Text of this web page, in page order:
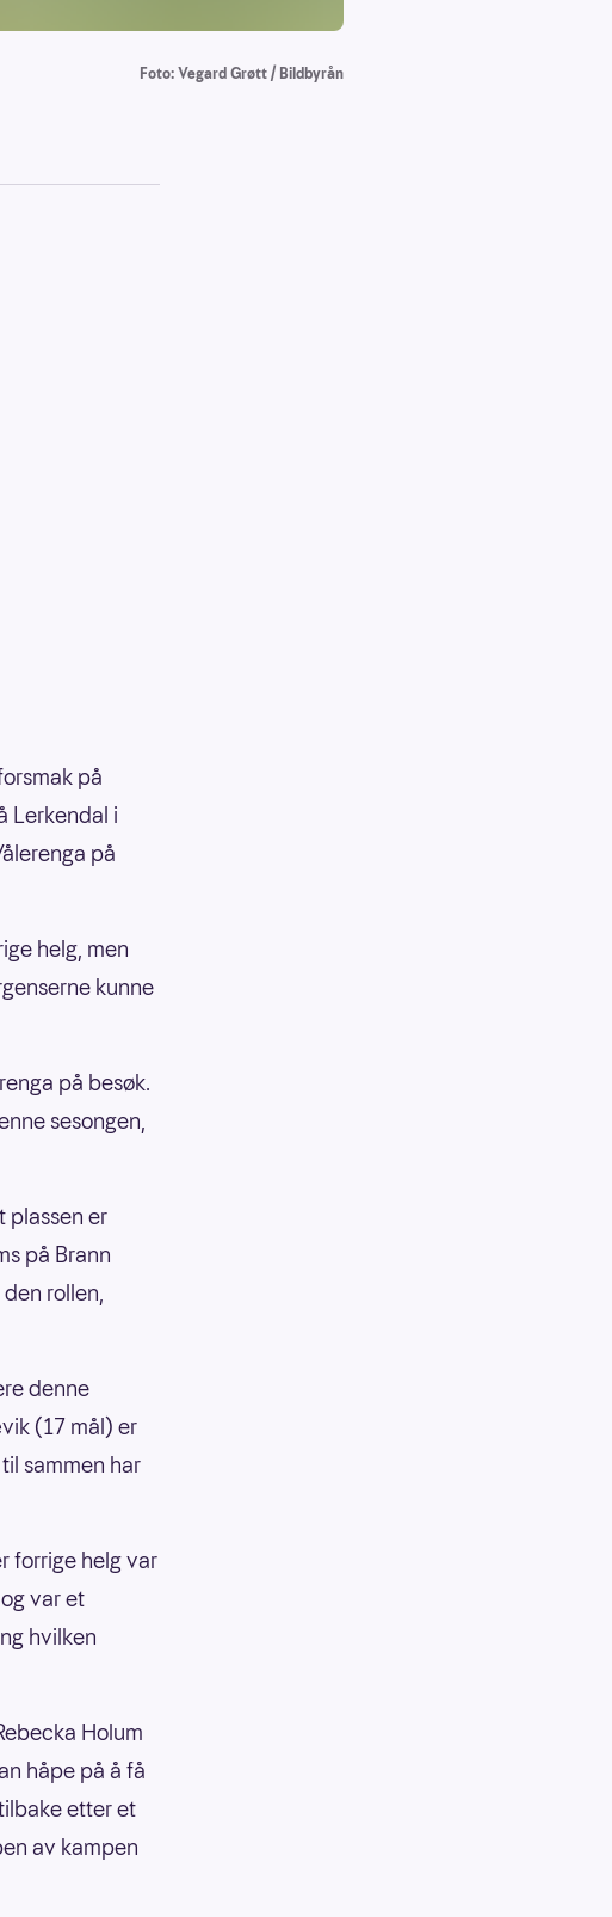
Foto: Vegard Grøtt / Bildbyrån
på
Lerkendal i
på
helg, men
kunne
på besøk.
sesongen,
plassen er
på Brann
rollen,
denne
(17 mål) er
sammen har
forrige helg var
var et
hvilken
Holum
håpe på å få
etter et
av kampen